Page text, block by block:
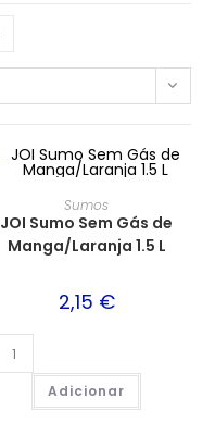
Sumos
JOI Sumo Sem Gás de
Manga/Laranja 1.5 L
2,15 €
Adicionar